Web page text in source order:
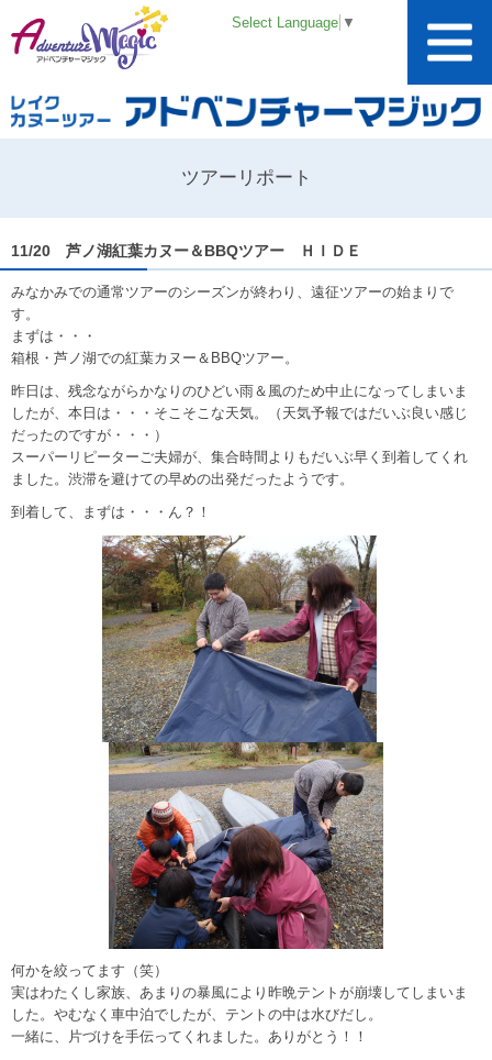
Select Language ▼
ツアーリポート
11/20 芦ノ湖紅葉カヌー＆BBQツアー ＨＩＤＥ
みなかみでの通常ツアーのシーズンが終わり、遠征ツアーの始まりで
す。
まずは・・・
箱根・芦ノ湖での紅葉カヌー＆BBQツアー。
昨日は、残念ながらかなりのひどい雨＆風のため中止になってしまいま
したが、本日は・・・そこそこな天気。（天気予報ではだいぶ良い感じ
だったのですが・・・）
スーパーリピーターご夫婦が、集合時間よりもだいぶ早く到着してくれ
ました。渋滞を避けての早めの出発だったようです。
到着して、まずは・・・ん？！
何かを絞ってます（笑）
実はわたくし家族、あまりの暴風により昨晩テントが崩壊してしまいま
した。やむなく車中泊でしたが、テントの中は水びだし。
一緒に、片づけを手伝ってくれました。ありがとう！！